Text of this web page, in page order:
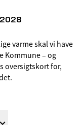
varme skal vi have
Kommune – og
oversigtskort for,